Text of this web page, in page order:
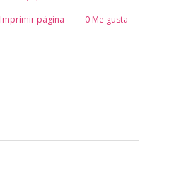
Imprimir página 0Me gusta